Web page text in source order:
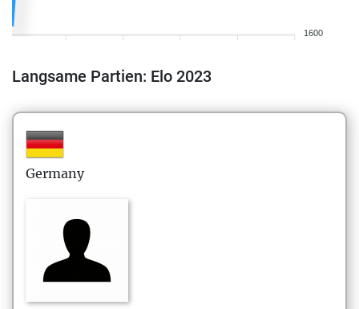
1600
Langsame Partien: Elo 2023
Germany